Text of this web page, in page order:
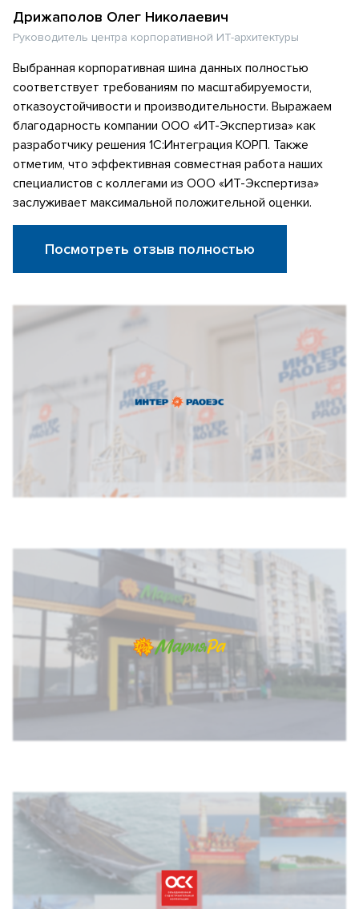
Дрижаполов Олег Николаевич
Руководитель центра корпоративной ИТ-архитектуры
Выбранная корпоративная шина данных полностью
соответствует требованиям по масштабируемости,
отказоустойчивости и производительности. Выражаем
благодарность компании ООО «ИТ-Экспертиза» как
разработчику решения 1С:Интеграция КОРП. Также
отметим, что эффективная совместная работа наших
специалистов с коллегами из ООО «ИТ-Экспертиза»
заслуживает максимальной положительной оценки.
Посмотреть отзыв полностью